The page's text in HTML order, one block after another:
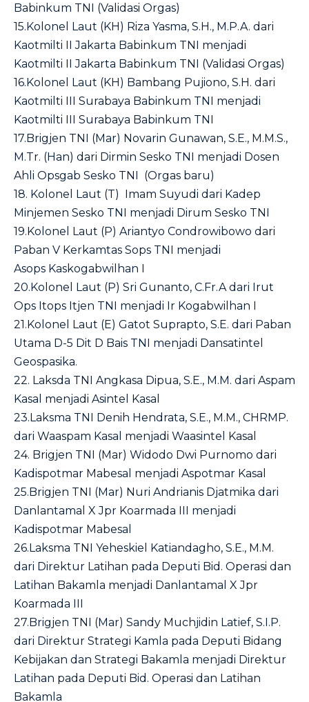
Babinkum TNI (Validasi Orgas)
15.Kolonel Laut (KH) Riza Yasma, S.H., M.P.A. dari
Kaotmilti II Jakarta Babinkum TNI menjadi
Kaotmilti II Jakarta Babinkum TNI (Validasi Orgas)
16.Kolonel Laut (KH) Bambang Pujiono, S.H. dari
Kaotmilti III Surabaya Babinkum TNI menjadi
Kaotmilti III Surabaya Babinkum TNI
17.Brigjen TNI (Mar) Novarin Gunawan, S.E., M.M.S.,
M.Tr. (Han) dari Dirmin Sesko TNI menjadi Dosen
Ahli Opsgab Sesko TNI (Orgas baru)
18. Kolonel Laut (T) Imam Suyudi dari Kadep
Minjemen Sesko TNI menjadi Dirum Sesko TNI
19.Kolonel Laut (P) Ariantyo Condrowibowo dari
Paban V Kerkamtas Sops TNI menjadi
Asops Kaskogabwilhan I
20.Kolonel Laut (P) Sri Gunanto, C.Fr.A dari Irut
Ops Itops Itjen TNI menjadi Ir Kogabwilhan I
21.Kolonel Laut (E) Gatot Suprapto, S.E. dari Paban
Utama D-5 Dit D Bais TNI menjadi Dansatintel
Geospasika.
22. Laksda TNI Angkasa Dipua, S.E., M.M. dari Aspam
Kasal menjadi Asintel Kasal
23.Laksma TNI Denih Hendrata, S.E., M.M., CHRMP.
dari Waaspam Kasal menjadi Waasintel Kasal
24. Brigjen TNI (Mar) Widodo Dwi Purnomo dari
Kadispotmar Mabesal menjadi Aspotmar Kasal
25.Brigjen TNI (Mar) Nuri Andrianis Djatmika dari
Danlantamal X Jpr Koarmada III menjadi
Kadispotmar Mabesal
26.Laksma TNI Yeheskiel Katiandagho, S.E., M.M.
dari Direktur Latihan pada Deputi Bid. Operasi dan
Latihan Bakamla menjadi Danlantamal X Jpr
Koarmada III
27.Brigjen TNI (Mar) Sandy Muchjidin Latief, S.I.P.
dari Direktur Strategi Kamla pada Deputi Bidang
Kebijakan dan Strategi Bakamla menjadi Direktur
Latihan pada Deputi Bid. Operasi dan Latihan
Bakamla